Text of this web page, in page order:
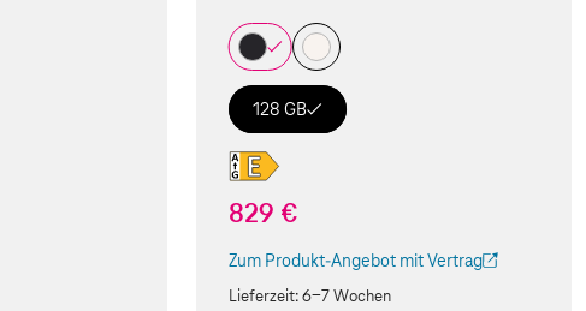
128 GB
829 €
Zum Produkt-Angebot mit Vertrag
(Der Link wird in einem neuen Tab geöffnet)
Lieferzeit:6-7 Wochen